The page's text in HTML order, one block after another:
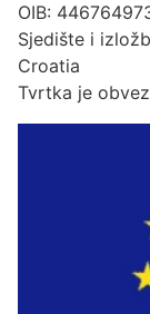
OIB:
Sjedište i
Croatia
Tvrtka je